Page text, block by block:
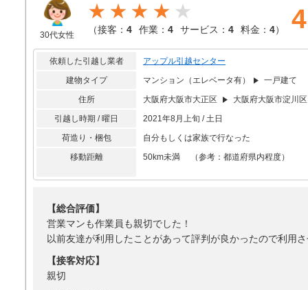
30代女性
★★★★
（接客： 4 作業： 4 サービス： 4 料金： 4） 4
依頼した引越し業者
アップル引越センター
建物タイプ
マンション（エレベータ有）
一戸建て
住所
大阪府大阪市大正区
大阪府大阪市淀川区
引越し時期 / 曜日
2021年8月上旬 / 土日
荷造り・梱包
自分もしくは家族で行なった
移動距離
50km未満 （参考：都道府県内程度）
【総合評価】
営業マンも作業員も親切でした！
以前友達が利用したことがあって評判が良かったので利用
【接客対応】
親切